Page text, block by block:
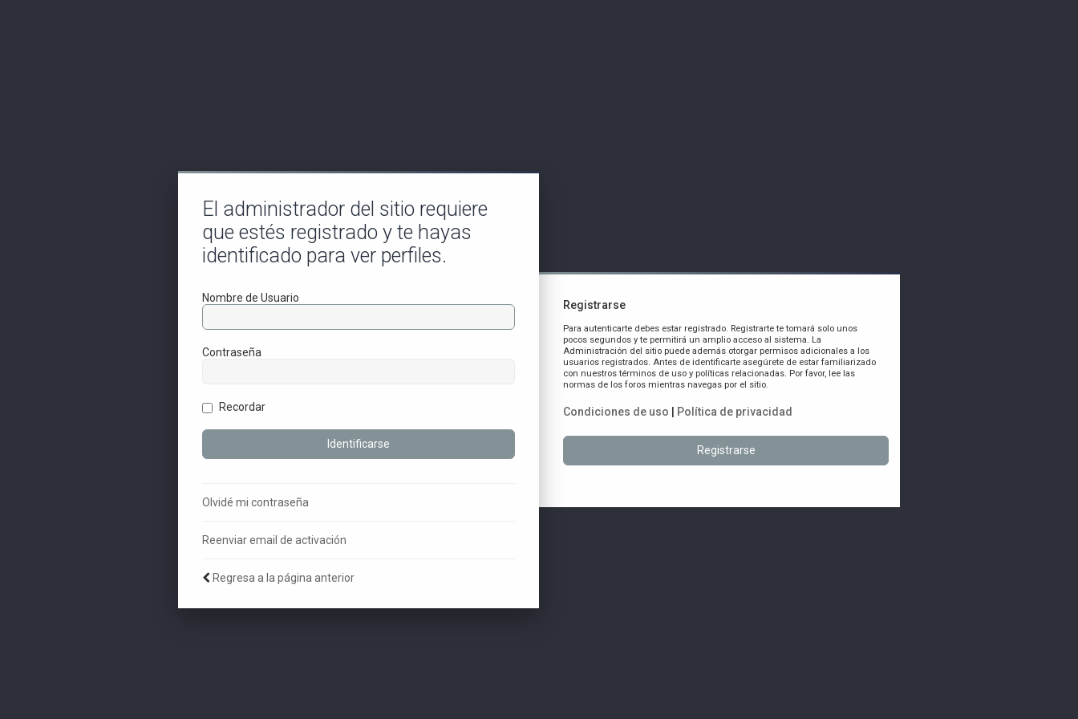
El administrador del sitio requiere
que estés registrado y te hayas
identificado para ver perfiles.
Nombre de Usuario
Contraseña
Recordar
Olvidé mi contraseña
Reenviar email de activación
Regresa a la página anterior
Registrarse
Para autenticarte debes estar registrado. Registrarte te tomará solo unos
pocos segundos y te permitirá un amplio acceso al sistema. La
Administración del sitio puede además otorgar permisos adicionales a los
usuarios registrados. Antes de identificarte asegúrete de estar familiarizado
con nuestros términos de uso y políticas relacionadas. Por favor, lee las
normas de los foros mientras navegas por el sitio.
Condiciones de uso Política de privacidad
Registrarse